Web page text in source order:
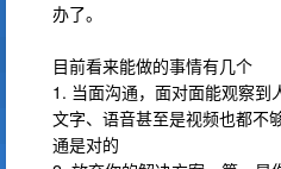
办了。
目前看来能做的事情有几个
1. 当面沟通，面对面能观察到
文字、语音甚至是视频也都不
通是对的